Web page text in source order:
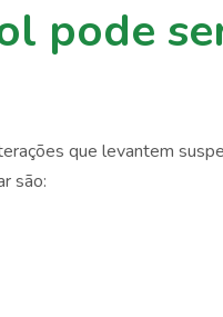
pode
que levantem
são: